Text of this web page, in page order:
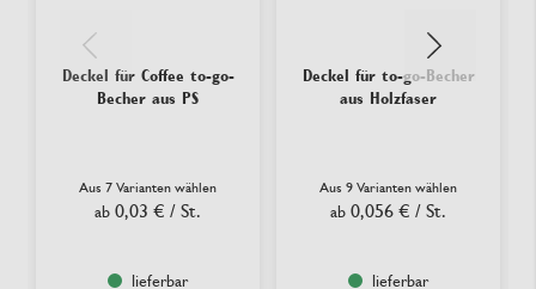
Deckel für Coffee to-go-
Becher aus PS
Aus 7 Varianten wählen
ab 0,03 € / St.
lieferbar
Deckel für to-go-Becher
aus Holzfaser
Aus 9 Varianten wählen
ab 0,056 € / St.
lieferbar